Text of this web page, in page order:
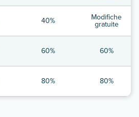
40% Modifiche
gratuite
60% 60%
80% 80%